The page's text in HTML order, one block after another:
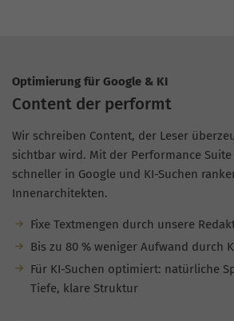
Optimierung für Google & KI
Content der performt
Wir schreiben Content, der Leser
sichtbar wird. Mit der Performance
schneller in Google und KI-Suchen
Innenarchitekten.
Fixe Textmengen durch unsere
Bis zu 80 % weniger Aufwand durch
Für KI-Suchen optimiert: natürliche
Tiefe, klare Struktur